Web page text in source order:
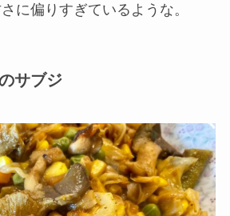
に偏りすぎているような。
サブジ